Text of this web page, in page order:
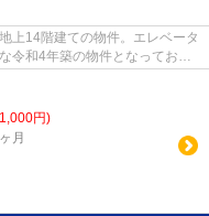
上14階建ての物件。エレベータ
令和4年築の物件となってお
円)
月